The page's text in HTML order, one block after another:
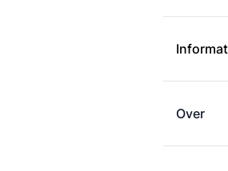
Over